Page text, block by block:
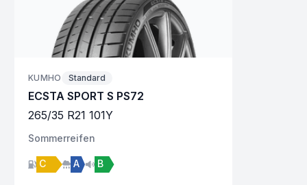
KUMHO Standard
ECSTA SPORT S PS72
265/35 R21 101Y
Sommerreifen
C A B